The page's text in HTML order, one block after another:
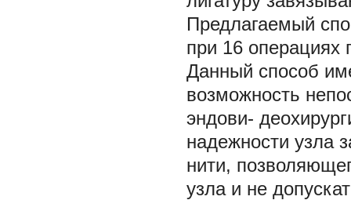
Предлагаемый
при 16 операциях
Данный способ
возможность
эндови-
надежности узла
нити,
узла и не